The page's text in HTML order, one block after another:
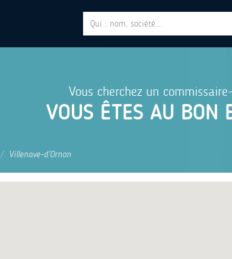
Vous cherchez un
VOUS ÊTES AU BON
Villenave-d’Ornon